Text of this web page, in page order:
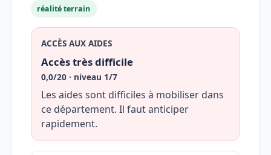
réalité terrain
ACCÈS AUX AIDES
Accès très difficile
0,0/20 · niveau 1/7
Les aides sont difficiles à mobiliser dans
ce département. Il faut anticiper
rapidement.